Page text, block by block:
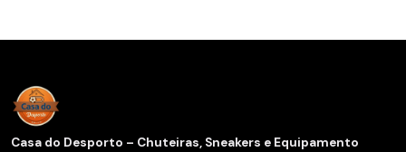
Casa do Desporto – Chuteiras, Sneakers e Equipamento